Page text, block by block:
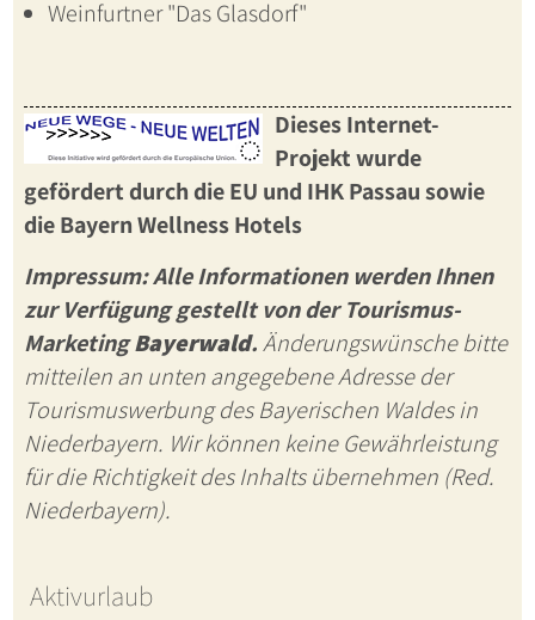
Weinfurtner "Das Glasdorf"
Dieses Internet-
Projekt wurde
gefördert durch die EU und IHK Passau sowie
dieBayern Wellness Hotels
Impressum: Alle Informationen werden Ihnen
zur Verfügung gestellt von der Tourismus-
MarketingBayerwald.Änderungswünsche bitte
mitteilen an unten angegebene Adresse der
Tourismuswerbung des Bayerischen Waldes in
Niederbayern. Wir können keine Gewährleistung
für die Richtigkeit des Inhalts übernehmen (Red.
Niederbayern).
Aktivurlaub